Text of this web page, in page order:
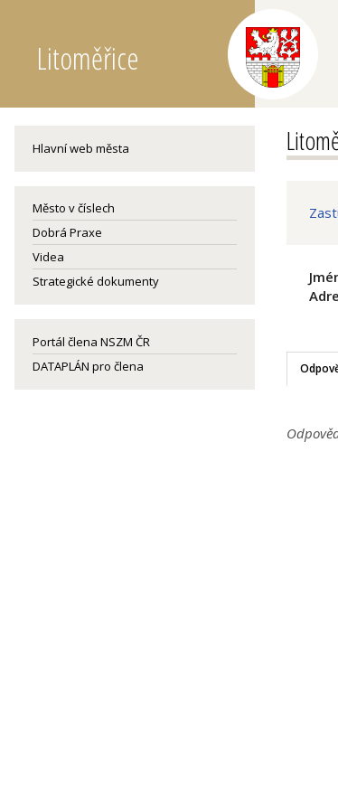
Litoměřice
Hlavní web města
Město v číslech
Dobrá Praxe
Videa
Strategické dokumenty
Portál člena NSZM ČR
DATAPLÁN pro člena